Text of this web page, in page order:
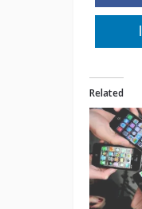
Related